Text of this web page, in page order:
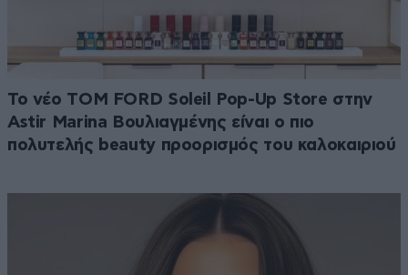
Το νέο TOM FORD Soleil Pop-Up Store στην
Astir Marina Βουλιαγμένης είναι ο πιο
πολυτελής beauty προορισμός του καλοκαιριού